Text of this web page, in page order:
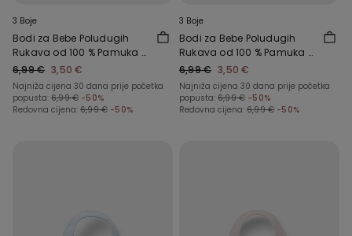
3 Boje
Bodi za Bebe Poludugih
Rukava od 100 % Pamuka s
Printom
6,99 € 3,50 €
Najniža cijena 30 dana prije početka
popusta: 6,99 € -50%
Redovna cijena: 6,99 € -50%
3 Boje
Bodi za Bebe Poludugih
Rukava od 100 % Pamuka s
Printom
6,99 € 3,50 €
Najniža cijena 30 dana prije početka
popusta: 6,99 € -50%
Redovna cijena: 6,99 € -50%